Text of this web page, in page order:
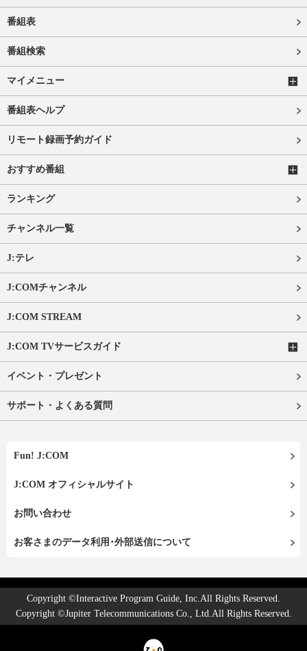
番組表
番組検索
マイメニュー
番組表ヘルプ
リモート録画予約ガイド
おすすめ番組
ランキング
チャンネル一覧
J:テレ
J:COMチャンネル
J:COM STREAM
J:COM TVサービスガイド
イベント・プレゼント
サポート・よくある質問
Fun! J:COM
J:COM オフィシャルサイト
お問い合わせ
お客さまのデータ利用･外部送信について
Copyright ©Interactive Program Guide, Inc.All Rights Reserved.
Copyright ©Jupiter Telecommunications Co., Ltd.All Rights Reserved.